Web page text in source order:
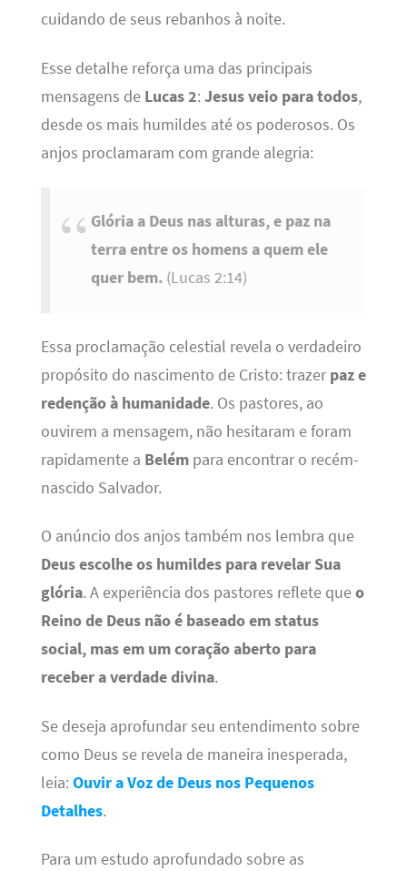
cuidando de seus rebanhos à noite.
Esse detalhe reforça uma das principais
mensagens de Lucas 2: Jesus veio para todos,
desde os mais humildes até os poderosos. Os
anjos proclamaram com grande alegria:
Glória a Deus nas alturas, e paz na
terra entre os homens a quem ele
quer bem.(Lucas 2:14)
Essa proclamação celestial revela o verdadeiro
propósito do nascimento de Cristo: trazer paz e
redenção à humanidade. Os pastores, ao
ouvirem a mensagem, não hesitaram e foram
rapidamente a Belémpara encontrar o recém-
nascido Salvador.
O anúncio dos anjos também nos lembra que
Deus escolhe os humildes para revelar Sua
glória. A experiência dos pastores reflete queo
Reino de Deus não é baseado em status
social, mas em um coração aberto para
receber a verdade divina.
Se deseja aprofundar seu entendimento sobre
como Deus se revela de maneira inesperada,
leia: Ouvir a Voz de Deus nos Pequenos
Detalhes.
Para um estudo aprofundado sobre as